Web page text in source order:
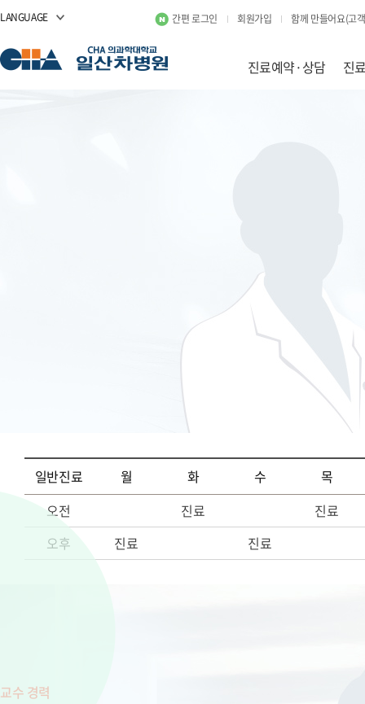
LANGUAGE 간편 로그인 회원가입 함께 만들어요(고
진료예약·상담 진
일반진료 월 화 수
목
오전
진료
진료
오후
진료 진료
교수 경력